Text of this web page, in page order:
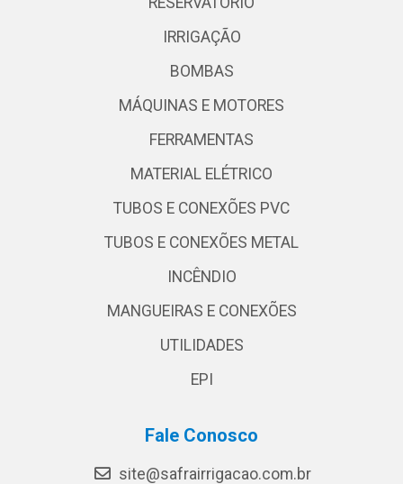
IRRIGAÇÃO
BOMBAS
MÁQUINAS E MOTORES
FERRAMENTAS
MATERIAL ELÉTRICO
TUBOS E CONEXÕES PVC
TUBOS E CONEXÕES METAL
INCÊNDIO
MANGUEIRAS E CONEXÕES
UTILIDADES
EPI
Fale Conosco
site@safrairrigacao.com.br